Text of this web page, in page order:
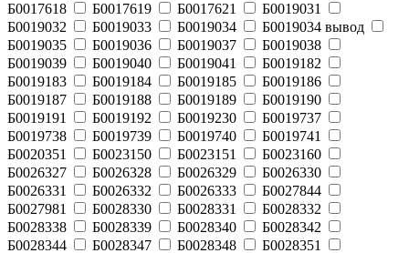
Б0017618
Б0017619 Б0017621
Б0019031
Б0019032
Б0019033 Б0019034
Б0019034 вывод
Б0019035
Б0019036 Б0019037
Б0019038
Б0019039
Б0019040 Б0019041
Б0019182
Б0019183
Б0019184 Б0019185
Б0019186
Б0019187
Б0019188 Б0019189
Б0019190
Б0019191
Б0019192 Б0019230
Б0019737
Б0019738
Б0019739 Б0019740
Б0019741
Б0020351
Б0023150 Б0023151
Б0023160
Б0026327
Б0026328 Б0026329
Б0026330
Б0026331
Б0026332 Б0026333
Б0027844
Б0027981
Б0028330 Б0028331
Б0028332
Б0028338
Б0028339 Б0028340
Б0028342
Б0028344
Б0028347 Б0028348
Б0028351